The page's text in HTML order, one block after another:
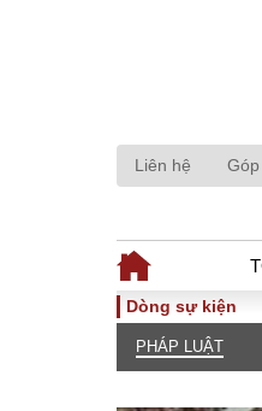
Liên hệ
Dòng sự kiện
PHÁP LUẬT